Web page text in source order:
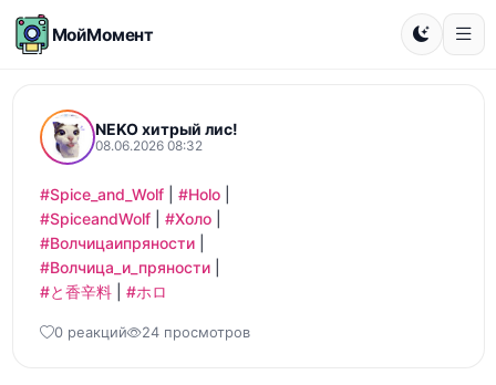
МойМомент
NEKO хитрый лис!
08.06.2026 08:32
#Spice_and_Wolf | #Holo
#SpiceandWolf | #Холо
#Волчицаипряности
#Волчица_и_пряности
#と香辛料 | #ホロ
0 реакций 24 просмотров